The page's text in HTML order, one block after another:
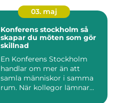
03. maj
Konferens stockholm så
skapar du möten som gör
skillnad
En Konferens Stockholm
handlar om mer än att
samla människor i samma
rum. När kollegor lämnar